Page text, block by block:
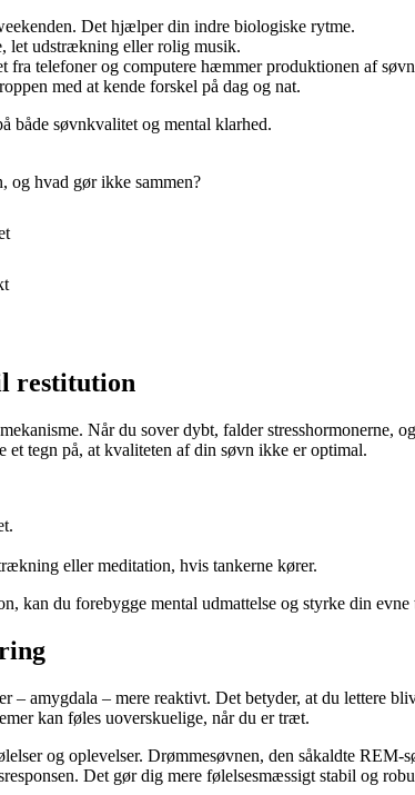
Det hjælper din indre biologiske rytme.
let udstrækning eller rolig musik.
fra telefoner og computere hæmmer produktionen af
med at kende forskel på dag og nat.
både søvnkvalitet og mental klarhed.
og hvad gør ikke sammen?
restitution
Når du sover dybt, falder
et tegn på, at kvaliteten af din søvn ikke er optimal.
eller meditation, hvis tankerne kører.
kan du forebygge mental udmattelse og styrke din evne
– amygdala – mere reaktivt. Det betyder, at du lettere
kan føles uoverskuelige, når du er træt.
og oplevelser. Drømmesøvnen, den såkaldte
Det gør dig mere følelsesmæssigt stabil og